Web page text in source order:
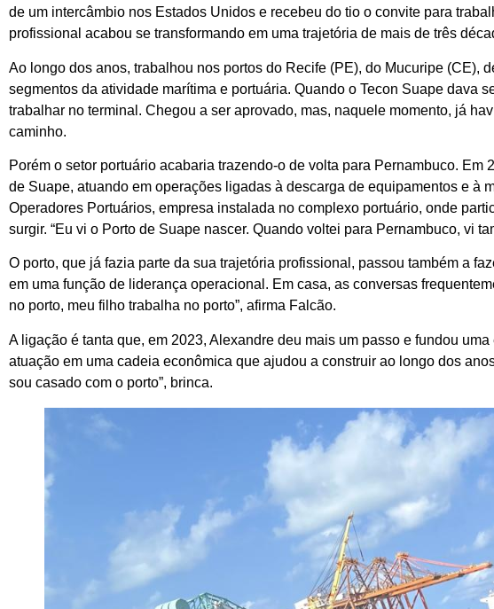
de um intercâmbio nos Estados Unidos e recebeu do tio o convite para
profissional acabou se transformando em uma trajetória de mais de três
Ao longo dos anos, trabalhou nos portos do Recife (PE), do Mucuripe
segmentos da atividade marítima e portuária. Quando o Tecon Suape dava
trabalhar no terminal. Chegou a ser aprovado, mas, naquele momento, já
caminho.
Porém o setor portuário acabaria trazendo-o de volta para Pernambuco.
de Suape, atuando em operações ligadas à descarga de equipamentos e à
Operadores Portuários, empresa instalada no complexo portuário, onde
surgir. “Eu vi o Porto de Suape nascer. Quando voltei para Pernambuco, vi
O porto, que já fazia parte da sua trajetória profissional, passou também a
em uma função de liderança operacional. Em casa, as conversas
no porto, meu filho trabalha no porto”, afirma Falcão.
A ligação é tanta que, em 2023, Alexandre deu mais um passo e fundou
atuação em uma cadeia econômica que ajudou a construir ao longo dos
sou casado com o porto”, brinca.